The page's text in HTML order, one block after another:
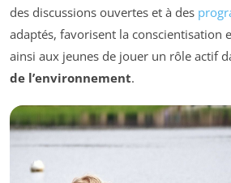
des discussions ouvertes et à des
adaptés, favorisent la conscientisation
ainsi aux jeunes de jouer un rôle actif
de l’environnement.